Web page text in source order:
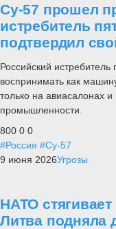
Су-57 прошел
истребитель
подтвердил
Российский
воспринимать как
только на авиасалонах
промышленности.
800 0 0
#Россия #Су-57
9 июня 2026Угрозы
НАТО
Литва подняла